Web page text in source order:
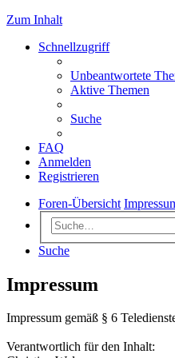
Zum Inhalt
Schnellzugriff
Unbeantwortete
Aktive Themen
Suche
FAQ
Anmelden
Registrieren
Foren-Übersicht
Suche
Impressum
Impressum gemäß § 6
Verantwortlich für den Inhalt: